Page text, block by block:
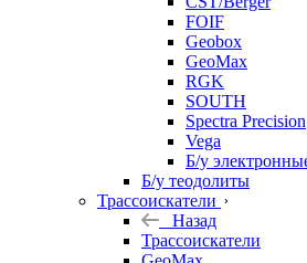
FOIF
Geobox
GeoMax
RGK
SOUTH
Spectra Precision
Vega
Б/у
Б/у теодолиты
Трассоискатели
Назад
Трассоискатели